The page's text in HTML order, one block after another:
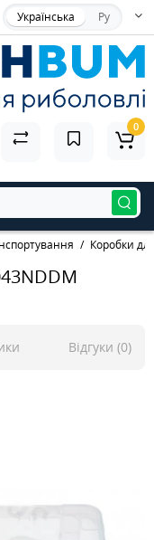
Українська Ру
0
Коробки
Відгуки (0)